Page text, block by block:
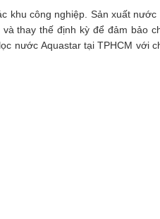
khu công nghiệp. Sản xuất nước
thay thế định kỳ để đảm bảo
nước Aquastar tại TPHCM với